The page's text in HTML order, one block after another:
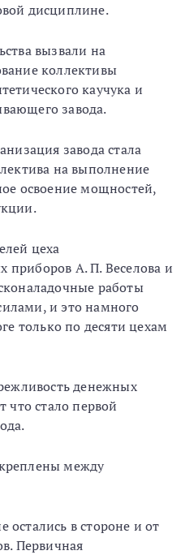
дисциплине.
вызвали на
коллективы
каучука и
завода.
завода стала
на выполнение
освоение мощностей,
цеха
приборов А. П. Веселова и
работы
и это намного
только по десяти цехам
денежных
что стало первой
между
в стороне и от
Первичная